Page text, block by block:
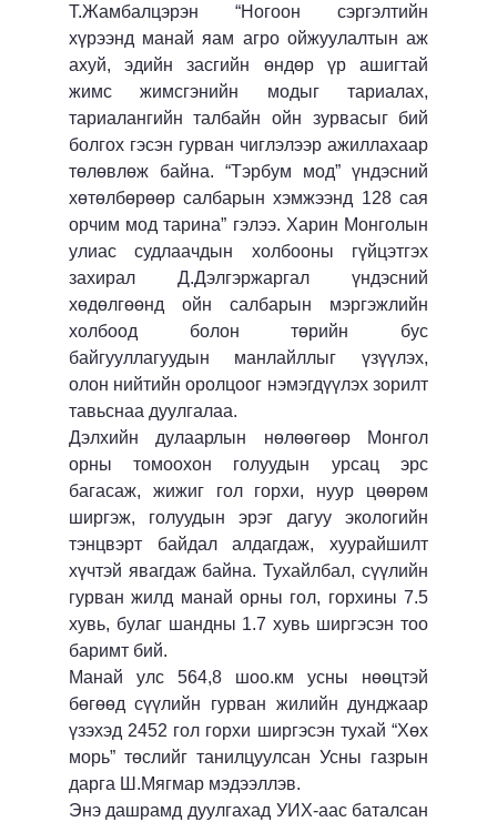
Т.Жамбалцэрэн “Ногоон сэргэлтийн
хүрээнд манай яам агро ойжуулалтын аж
ахуй, эдийн засгийн өндөр үр ашигтай
жимс жимсгэнийн модыг тариалах,
тариалангийн талбайн ойн зурвасыг бий
болгох гэсэн гурван чиглэлээр ажиллахаар
төлөвлөж байна. “Тэрбум мод” үндэсний
хөтөлбөрөөр салбарын хэмжээнд 128 сая
орчим мод тарина” гэлээ. Харин Монголын
улиас судлаачдын холбооны гүйцэтгэх
захирал Д.Дэлгэржаргал үндэсний
хөдөлгөөнд ойн салбарын мэргэжлийн
холбоод болон төрийн бус
байгууллагуудын манлайллыг үзүүлэх,
олон нийтийн оролцоог нэмэгдүүлэх зорилт
тавьснаа дуулгалаа.
Дэлхийн дулаарлын нөлөөгөөр Монгол
орны томоохон голуудын урсац эрс
багасаж, жижиг гол горхи, нуур цөөрөм
ширгэж, голуудын эрэг дагуу экологийн
тэнцвэрт байдал алдагдаж, хуурайшилт
хүчтэй явагдаж байна. Тухайлбал, сүүлийн
гурван жилд манай орны гол, горхины 7.5
хувь, булаг шандны 1.7 хувь ширгэсэн тоо
баримт бий.
Манай улс 564,8 шоо.км усны нөөцтэй
бөгөөд сүүлийн гурван жилийн дунджаар
үзэхэд 2452 гол горхи ширгэсэн тухай “Хөх
морь” төслийг танилцуулсан Усны газрын
дарга Ш.Мягмар мэдээллэв.
Энэ дашрамд дуулгахад УИХ-аас баталсан